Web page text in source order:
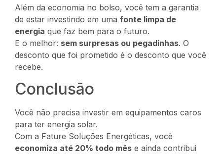
Além da economia no bolso, você tem a garantia
de estar investindo em uma fonte limpa de
energia que faz bem para o futuro.
E o melhor: sem surpresas ou pegadinhas. O
desconto que foi prometido é o desconto que você
recebe.
Conclusão
Você não precisa investir em equipamentos caros
para ter energia solar.
Com a Fature Soluções Energéticas, você
economiza até 20% todo mês e ainda contribui